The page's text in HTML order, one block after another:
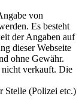
von
Es besteht
der Angaben auf
dieser Webseite
ohne Gewähr.
verkauft. Die
Stelle (Polizei etc.)